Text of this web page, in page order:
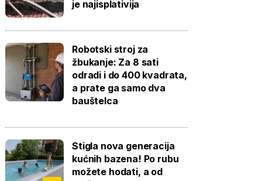
je najisplativija
Robotski stroj za
žbukanje: Za 8 sati
odradi i do 400 kvadrata,
a prate ga samo dva
bauštelca
Stigla nova generacija
kućnih bazena! Po rubu
možete hodati, a od